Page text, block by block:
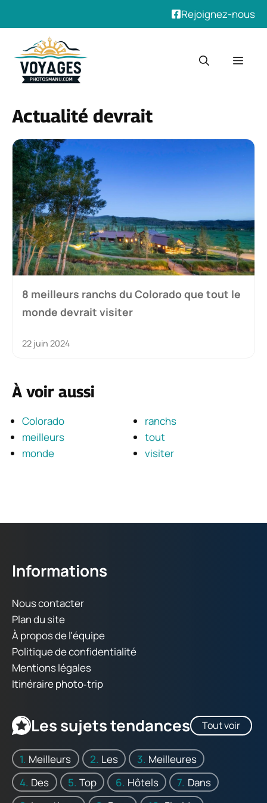
Rejoignez-nous
contenu
Actualité devrait
8 meilleurs ranchs du Colorado que tout le
monde devrait visiter
22 juin 2024
À voir aussi
Colorado
meilleurs
monde
ranchs
tout
visiter
Informations
Nous contacter
Plan du site
À propos de l'équipe
Politique de confidentialité
Mentions légales
Itinéraire photo‑trip
Les sujets tendances Tout voir
Meilleurs Les
Meilleures
Des
Top Hôtels
Dans